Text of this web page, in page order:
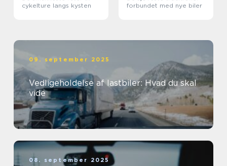
cykelture langs kysten
forbundet med nye biler
09. september 2025
Vedligeholdelse af lastbiler: Hvad du skal
vide
08. september 2025